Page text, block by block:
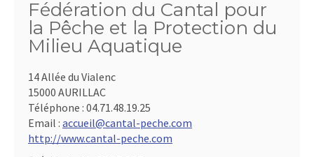
Fédération du Cantal pour
la Pêche et la Protection du
Milieu Aquatique
14 Allée du Vialenc
15000 AURILLAC
Téléphone : 04.71.48.19.25
Email : accueil@cantal-peche.com
http://www.cantal-peche.com